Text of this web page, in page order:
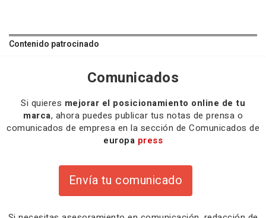
Contenido patrocinado
Comunicados
Si quieres mejorar el posicionamiento online de tu
marca, ahora puedes publicar tus notas de prensa o
comunicados de empresa en la sección de Comunicados de
europa press
Envía tu comunicado